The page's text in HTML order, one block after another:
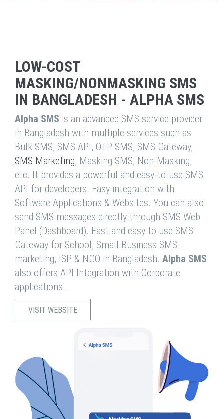
LOW-COST
MASKING/NONMASKING SMS
IN BANGLADESH - ALPHA SMS
Alpha SMS is an advanced SMS service provider
in Bangladesh with multiple services such as
Bulk SMS, SMS API, OTP SMS, SMS Gateway,
SMS Marketing, Masking SMS, Non-Masking,
etc. It provides a powerful and easy-to-use SMS
API for developers. Easy integration with
Software Applications & Websites. You can also
send SMS messages directly through SMS Web
Panel (Dashboard). Fast and easy to use SMS
Gateway for School, Small Business SMS
marketing, ISP & NGO in Bangladesh. Alpha SMS
also offers API Integration with Corporate
applications.
VISIT WEBSITE